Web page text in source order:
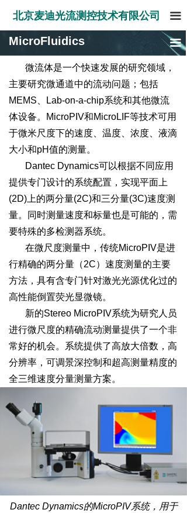
北京麦迪光流测控技术有限公司 끀
麦迪公司，尖端流体及固体测量系统供应商
流体产品
固体产品
应用领域
下载
耗材商城
关于我们
联系我们
MicroFluidics
微流体是一个快速发展的研究领域，
主要研究微通道中的流动问题；包括
MEMS、Lab-on-a-chip系统和其他微流
体设备。MicroPIV和MicroLIF等技术可用
于微米尺度下的速度、温度、浓度、液滴
大小和pH值的测量。
Dantec Dynamics可以根据不同应用
提供专门设计的系统配置，实现平面上
(2D)上的两分量(2C)和三分量(3C)速度测
量。同时测量速度和标量也是可能的，需
要特殊的多检测器系统。
在微尺度测量中，传统MicroPIV是进
行精确的两分量（2C）速度测量的主要
方法，具有含专门针对激光光源优化过的
高性能倒置荧光显微镜。
新的Stereo MicroPIV系统为研究人员
进行微尺度的精确流动测量提供了一个非
常好的机会。系统提供了高放大倍数，高
分辨率，可调景深控制和超高测量精度的
全三维速度分量测量方案。
Dantec Dynamics的MicroPIV系统，用于
끀
麦迪公司，尖端流体及固体测量系统供应商
交流论坛
流体产品
图像测量产品
激光单点测量产品
传感器测量产品